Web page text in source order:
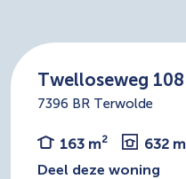
Twelloseweg 108
7396 BR Terwolde
163 m2 632 m
Deel deze woning